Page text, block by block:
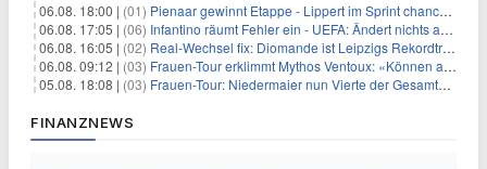
06.08. 18:00 | (01) Pienaar gewinnt Etappe - Lippert im Sprint chancenlos
06.08. 17:05 | (06) Infantino räumt Fehler ein - UEFA: Ändert nichts an Boykott
06.08. 16:05 | (02) Real-Wechsel fix: Diomande ist Leipzigs Rekordtransfer
06.08. 09:12 | (03) Frauen-Tour erklimmt Mythos Ventoux: «Können alles schaffen»
05.08. 18:08 | (03) Frauen-Tour: Niedermaier nun Vierte der Gesamtwertung
FINANZNEWS